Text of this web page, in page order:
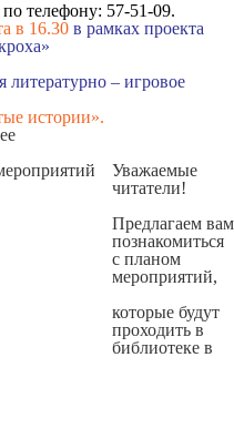
телефону: 57-51-09.
в 16.30 в рамках проекта
литературно – игровое
истории».
Уважаемые
читатели!
Предлагаем вам
познакомиться
с планом
мероприятий,
которые будут
проходить в
библиотеке в